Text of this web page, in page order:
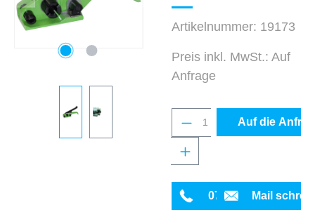
Artikelnummer: 19173
Preis inkl. MwSt.: Auf
Anfrage
Produkt Anzahl:
Auf die
0711 342934-0
Mail